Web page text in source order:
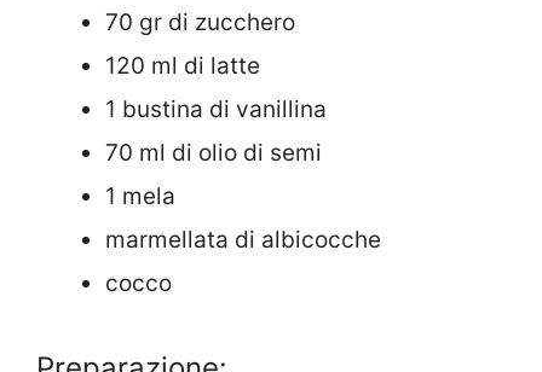
70 gr di zucchero
120 ml di latte
1 bustina di vanillina
70 ml di olio di semi
1 mela
marmellata di albicocche
cocco